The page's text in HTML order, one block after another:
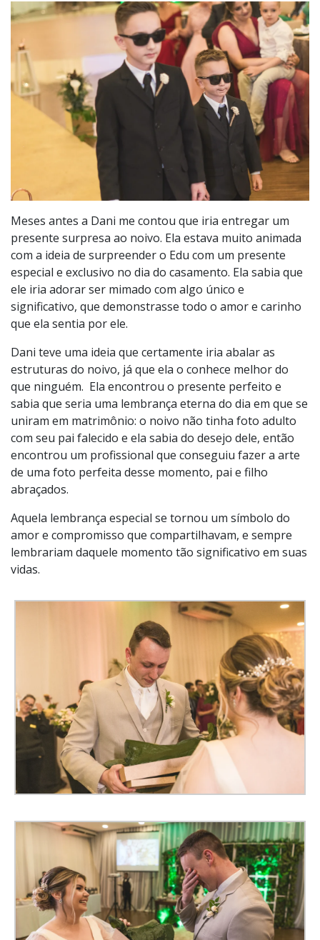
Meses antes a Dani me contou que iria entregar um
presente surpresa ao noivo. Ela estava muito animada
com a ideia de surpreender o Edu com um presente
especial e exclusivo no dia do casamento. Ela sabia que
ele iria adorar ser mimado com algo único e
significativo, que demonstrasse todo o amor e carinho
que ela sentia por ele.
Dani teve uma ideia que certamente iria abalar as
estruturas do noivo, já que ela o conhece melhor do
que ninguém. Ela encontrou o presente perfeito e
sabia que seria uma lembrança eterna do dia em que se
uniram em matrimônio: o noivo não tinha foto adulto
com seu pai falecido e ela sabia do desejo dele, então
encontrou um profissional que conseguiu fazer a arte
de uma foto perfeita desse momento, pai e filho
abraçados.
Aquela lembrança especial se tornou um símbolo do
amor e compromisso que compartilhavam, e sempre
lembrariam daquele momento tão significativo em suas
vidas.